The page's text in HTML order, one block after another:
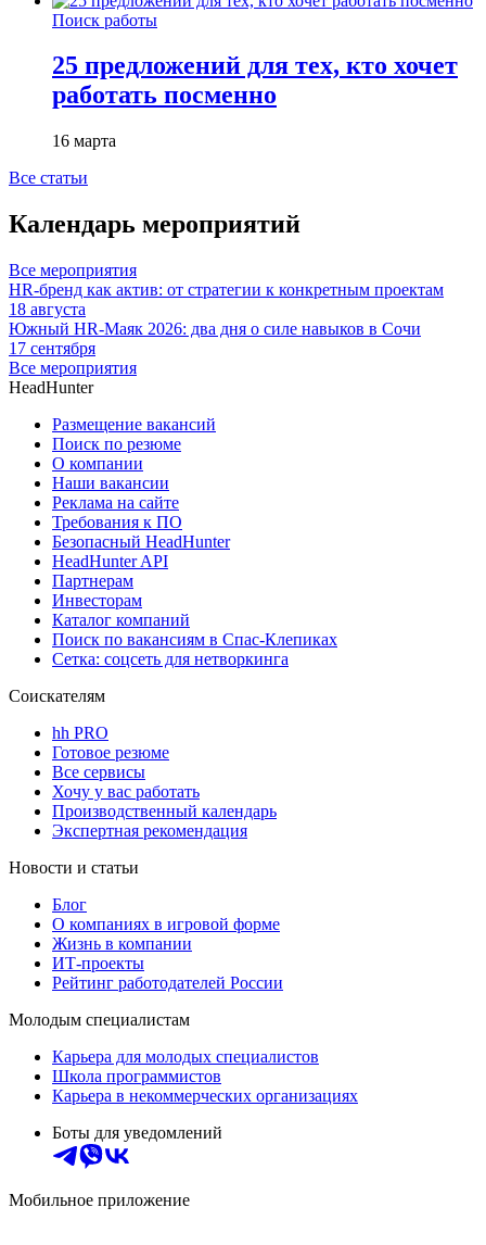
Поиск работы
25 предложений для тех, кто хочет
работать посменно
16 марта
Все статьи
Календарь мероприятий
Все мероприятия
HR-бренд как актив: от стратегии к конкретным проектам
18 августа
Южный HR-Маяк 2026: два дня о силе навыков в Сочи
17 сентября
Все мероприятия
HeadHunter
Размещение вакансий
Поиск по резюме
О компании
Наши вакансии
Реклама на сайте
Требования к ПО
Безопасный HeadHunter
HeadHunter API
Партнерам
Инвесторам
Каталог компаний
Поиск по вакансиям в Спас-Клепиках
Сетка: соцсеть для нетворкинга
Соискателям
hh PRO
Готовое резюме
Все сервисы
Хочу у вас работать
Производственный календарь
Экспертная рекомендация
Новости и статьи
Блог
О компаниях в игровой форме
Жизнь в компании
ИТ-проекты
Рейтинг работодателей России
Молодым специалистам
Карьера для молодых специалистов
Школа программистов
Карьера в некоммерческих организациях
Боты для уведомлений
Мобильное приложение